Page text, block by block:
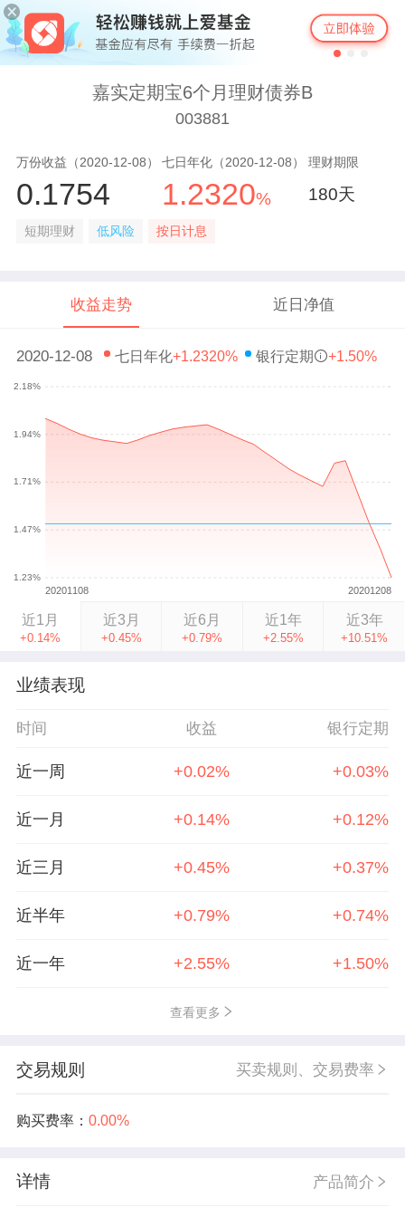
嘉实定期宝6个月理财债券B
003881
万份收益（2020-12-08）
0.1754
七日年化（2020-12-08）
1.2320%
理财期限
180天
短期理财 低风险 按日计息
收益走势 近日净值
2020-12-08 七日年化+1.2320% 银行定期 +1.50%
近1月
+0.14%
近3月
+0.45%
近6月
+0.79%
近1年
+2.55%
近3年
+10.51%
业绩表现
时间 收益 银行定期
近一周 +0.02% +0.03%
近一月 +0.14% +0.12%
近三月 +0.45% +0.37%
近半年 +0.79% +0.74%
近一年 +2.55% +1.50%
查看更多
交易规则 买卖规则、交易费率
购买费率： 0.00%
详情 产品简介